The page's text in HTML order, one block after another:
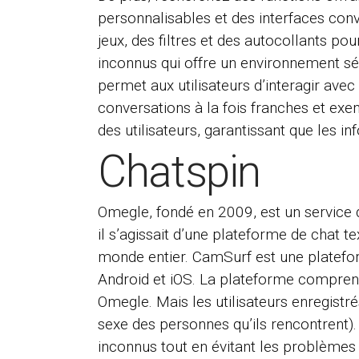
personnalisables et des interfaces
jeux, des filtres et des autocollants
inconnus qui offre un environnement
permet aux utilisateurs d’interagir
conversations à la fois franches et
des utilisateurs, garantissant que les
Chatspin
Omegle, fondé en 2009, est un
il s’agissait d’une plateforme de chat
monde entier. CamSurf est une
Android et iOS. La plateforme
Omegle. Mais les utilisateurs
sexe des personnes qu’ils
inconnus tout en évitant les